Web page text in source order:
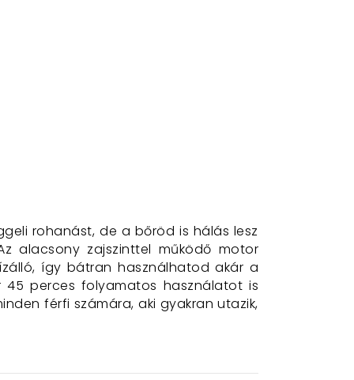
rohanást, de a bőröd is hálás lesz
alacsony zajszinttel működő motor
így bátran használhatod akár a
45 perces folyamatos használatot is
férfi számára, aki gyakran utazik,